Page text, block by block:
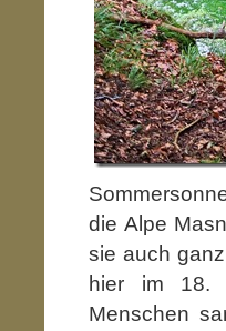
die Alpe
sie auch
hier im 18.
Menschen